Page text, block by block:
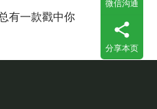
有一款戳中你
微信沟通
分享本页